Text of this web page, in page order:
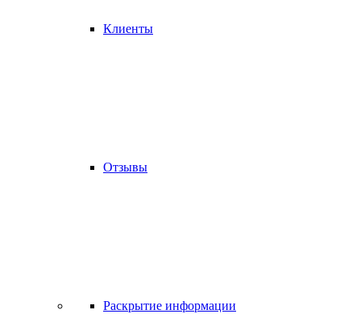
Клиенты
Отзывы
Раскрытие информации